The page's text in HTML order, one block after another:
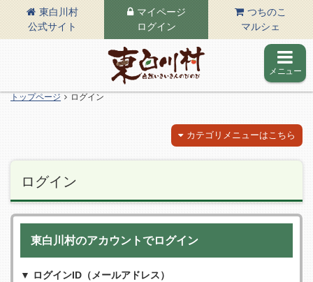
東白川村
公式サイト
マイページ
ログイン
つちのこ
マルシェ
東白川村の公式サイト
メニュー
トップページ ログイン
カテゴリメニューはこちら
ログイン
東白川村のアカウントでログイン
ログインID（メールアドレス）